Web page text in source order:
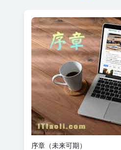
序章（未来可期）